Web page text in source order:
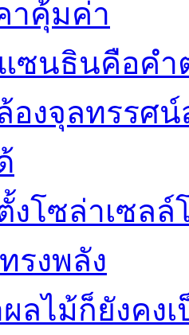
าคุ้มค่า
ซนธินคือค
องจุลทรรศ
งโซล่าเซลล์
รงพลัง
ผลไม้ก็ยังคง